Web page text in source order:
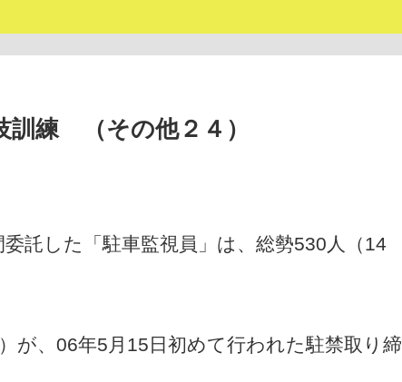
訓練 （その他２４）
託した「駐車監視員」は、総勢530人（14
が、06年5月15日初めて行われた駐禁取り締